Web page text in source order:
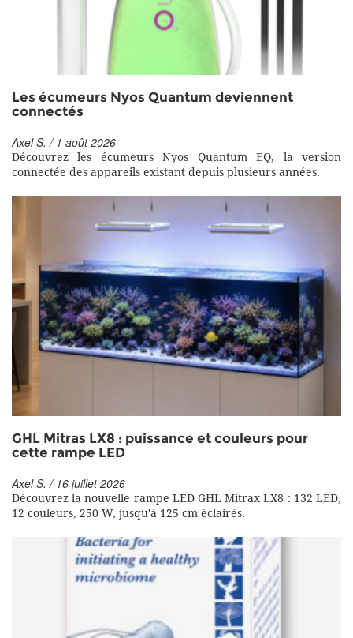
Les écumeurs Nyos Quantum deviennent
connectés
Axel S. / 1 août 2026
Découvrez les écumeurs Nyos Quantum EQ, la version
connectée des appareils existant depuis plusieurs années.
GHL Mitras LX8 : puissance et couleurs pour
cette rampe LED
Axel S. / 16 juillet 2026
Découvrez la nouvelle rampe LED GHL Mitrax LX8 : 132 LED,
12 couleurs, 250 W, jusqu'à 125 cm éclairés.